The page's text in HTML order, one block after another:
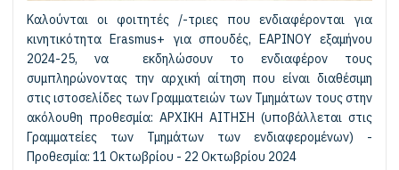
Καλούνται οι φοιτητές /-τριες που ενδιαφέρονται για
κινητικότητα Erasmus+ για σπουδές, ΕΑΡΙΝΟΥ εξαμήνου
2024-25, να εκδηλώσουν το ενδιαφέρον τους
συμπληρώνοντας την αρχική αίτηση που είναι διαθέσιμη
στις ιστοσελίδες των Γραμματειών των Τμημάτων τους στην
ακόλουθη προθεσμία: ΑΡΧΙΚΗ ΑΙΤΗΣΗ (υποβάλλεται στις
Γραμματείες των Τμημάτων των ενδιαφερομένων) -
Προθεσμία: 11 Οκτωβρίου - 22 Οκτωβρίου 2024